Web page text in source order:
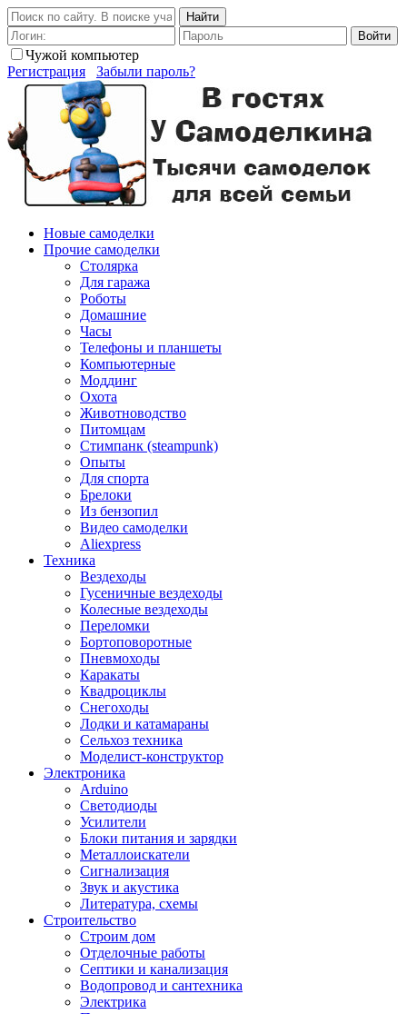
Найти
Войти
Чужой компьютер
Регистрация
Забыли пароль?
Новые самоделки
Прочие самоделки
Столярка
Для гаража
Роботы
Домашние
Часы
Телефоны и планшеты
Компьютерные
Моддинг
Охота
Животноводство
Питомцам
Стимпанк (steampunk)
Опыты
Для спорта
Брелоки
Из бензопил
Видео самоделки
Aliexpress
Техника
Вездеходы
Гусеничные вездеходы
Колесные вездеходы
Переломки
Бортоповоротные
Пневмоходы
Каракаты
Квадроциклы
Снегоходы
Лодки и катамараны
Сельхоз техника
Моделист-конструктор
Электроника
Arduino
Светодиоды
Усилители
Блоки питания и зарядки
Металлоискатели
Сигнализация
Звук и акустика
Литература, схемы
Строительство
Строим дом
Отделочные работы
Септики и канализация
Водопровод и сантехника
Электрика